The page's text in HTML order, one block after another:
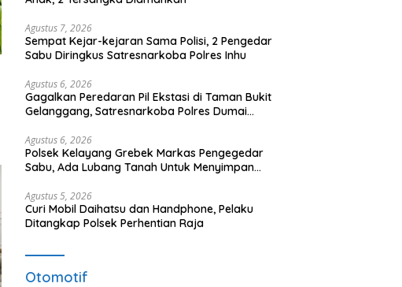
Agustus 7, 2026
Sempat Kejar-kejaran Sama Polisi, 2 Pengedar
Sabu Diringkus Satresnarkoba Polres Inhu
Agustus 6, 2026
Gagalkan Peredaran Pil Ekstasi di Taman Bukit
Gelanggang, Satresnarkoba Polres Dumai
Agustus 6, 2026
Polsek Kelayang Grebek Markas Pengegedar
Sabu, Ada Lubang Tanah Untuk Menyimpan
Agustus 5, 2026
Curi Mobil Daihatsu dan Handphone, Pelaku
Ditangkap Polsek Perhentian Raja
Otomotif